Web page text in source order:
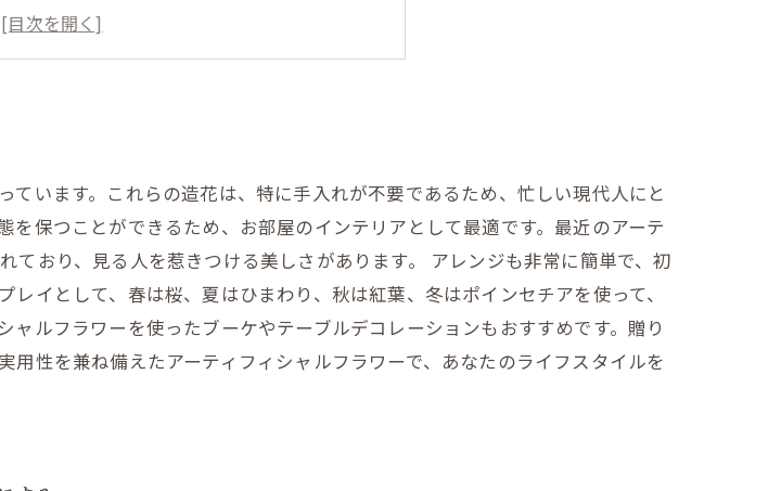
アで楽しむアーティフィシャルフラワー
フィシャルフラワーの使い方
ティフィシャルフラワーを取り入れよう！
います。これらの造花は、特に手入れが不要であるため、忙しい現代人にと
保つことができるため、お部屋のインテリアとして最適です。最近のアーテ
おり、見る人を惹きつける美しさがあります。 アレンジも非常に簡単で、初
イとして、春は桜、夏はひまわり、秋は紅葉、冬はポインセチアを使って、
ルフラワーを使ったブーケやテーブルデコレーションもおすすめです。贈り
性を兼ね備えたアーティフィシャルフラワーで、あなたのライフスタイルを